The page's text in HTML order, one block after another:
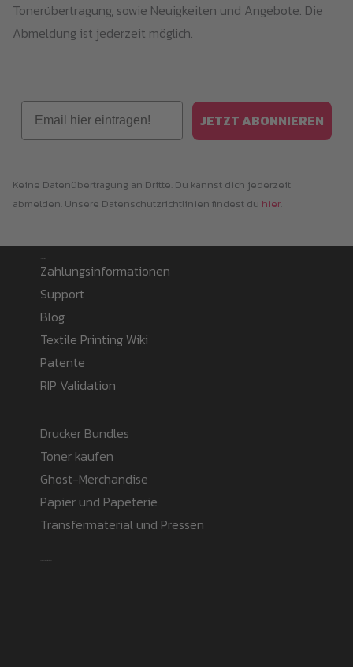
Tonerübertragung, sowie Neuigkeiten und Angebote. Die
Abmeldung ist jederzeit möglich.
Email
JETZT ABONNIEREN
Keine Datenübertragung an Dritte. Du kannst dich jederzeit
abmelden. Unsere Datenschutzrichtlinien findest du hier.
Zahlungsinformationen
Support
Blog
Textile Printing Wiki
Patente
RIP Validation
Drucker Bundles
Toner kaufen
Ghost-Merchandise
Papier und Papeterie
Transfermaterial und Pressen